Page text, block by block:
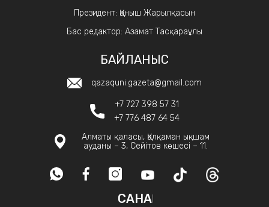
Президент: Қаныш Жарылқасын
Бас редактор: Азамат Тасқараұлы
БАЙЛАНЫС
qazaquni.gazeta@gmail.com
+7 727 398 57 31
+7 776 487 64 54
Алматы қаласы, Қалқаман ықшам
ауданы – 3, Сейітов көшесі – 11.
САНАҚ